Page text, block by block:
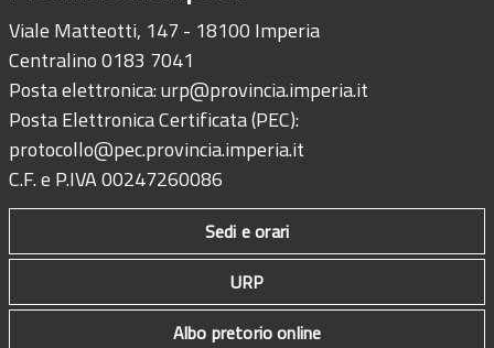
Viale Matteotti, 147 - 18100 Imperia
Centralino 0183 7041
Posta elettronica:urp@provincia.imperia.it
Posta Elettronica Certificata (PEC):
protocollo@pec.provincia.imperia.it
C.F. e P.IVA 00247260086
Sedi e orari
URP
Albo pretorio online